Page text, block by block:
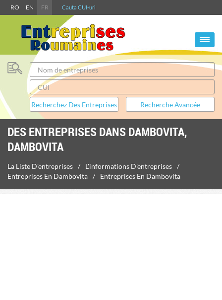
RO EN FR Cauta CUI-uri
DES ENTREPRISES DANS DAMBOVITA,
DAMBOVITA
La Liste D'entreprises
L'informations D'entreprises
Entreprises En Dambovita
Entreprises En Dambovita